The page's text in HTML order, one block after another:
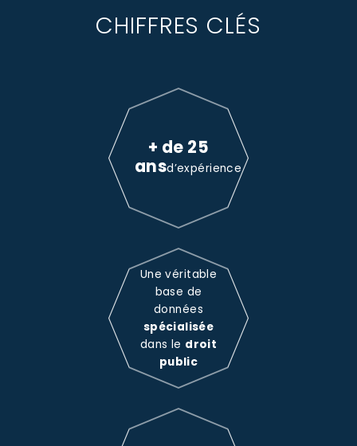
CHIFFRES CLÉS
+ de 25
ansd’expérience
Une véritable
base de
données
spécialisée
dans le droit
public